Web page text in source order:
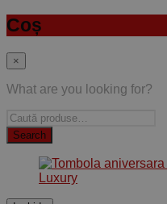
Coș
×
What are you looking for?